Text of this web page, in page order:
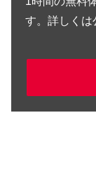
す。詳しくは